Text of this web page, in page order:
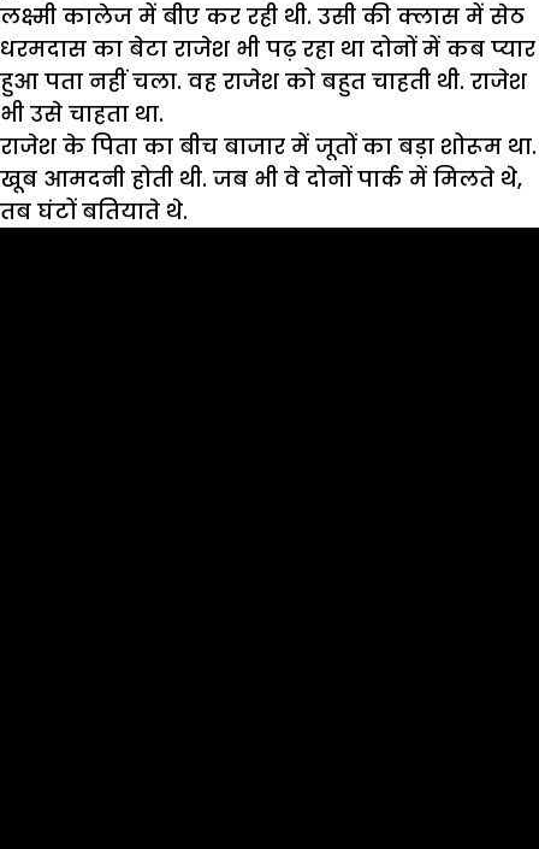
लक्ष्मी कालेज में बीए कर रही थी. उसी की क्लास में सेठ
धरमदास का बेटा राजेश भी पढ़ रहा था दोनों में कब प्यार
हुआ पता नहीं चला. वह राजेश को बहुत चाहती थी. राजेश
भी उसे चाहता था.
राजेश के पिता का बीच बाजार में जूतों का बड़ा शोरूम था.
खूब आमदनी होती थी. जब भी वे दोनों पार्क में मिलते थे,
तब घंटों बतियाते थे.